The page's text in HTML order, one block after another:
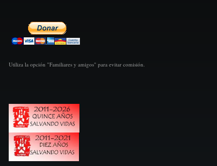
Utiliza la opción "Familiares y amigos" para evitar comisión.